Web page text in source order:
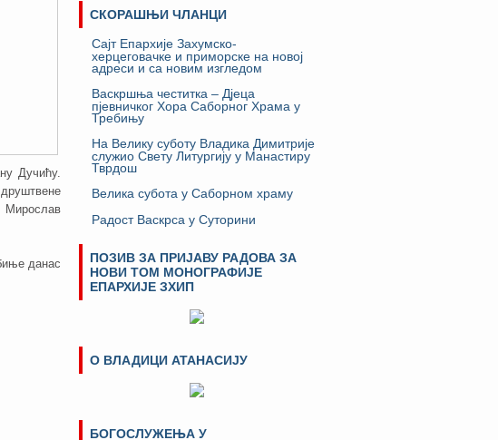
Дучићу.
данас
СКОРАШЊИ ЧЛАНЦИ
Сајт Епархије Захумско-
херцеговачке и приморске на новој
адреси и са новим изгледом
Васкршња честитка – Дјеца
пјевничког Хора Саборног Храма у
Требињу
На Велику суботу Владика Димитрије
служио Свету Литургију у Манастиру
Тврдош
Велика субота у Саборном храму
Радост Васкрса у Суторини
ПОЗИВ ЗА ПРИЈАВУ РАДОВА ЗА
НОВИ ТОМ МОНОГРАФИЈЕ
ЕПАРХИЈЕ ЗХИП
О ВЛАДИЦИ АТАНАСИЈУ
БОГОСЛУЖЕЊА У